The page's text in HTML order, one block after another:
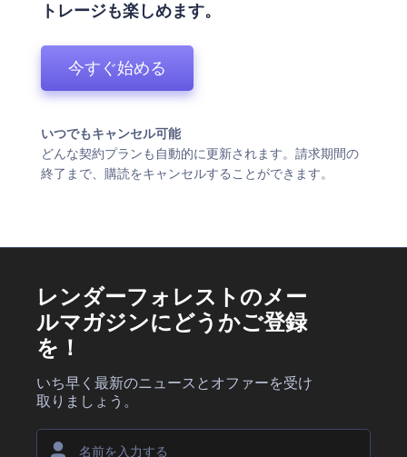
トレージも楽しめます。
今すぐ始める
いつでもキャンセル可能
どんな契約プランも自動的に更新されます。請求期間の
終了まで、購読をキャンセルすることができます。
レンダーフォレストのメー
ルマガジンにどうかご登録
を！
いち早く最新のニュースとオファーを受け
取りましょう。